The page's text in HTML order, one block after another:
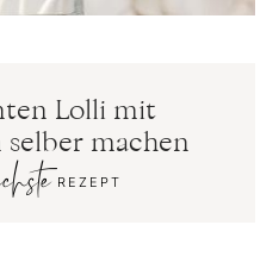
Lolli mit
machen
REZEPT